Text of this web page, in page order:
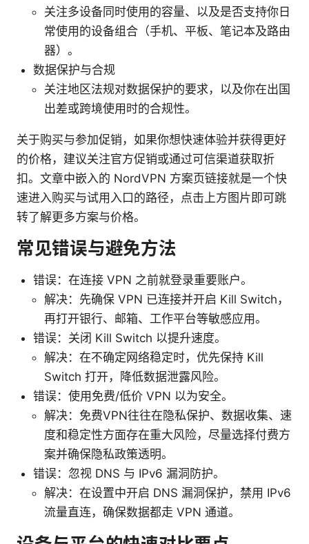
关注多设备同时使用的容量、以及是否支持你日
常使用的设备组合（手机、平板、笔记本及路由
器）。
数据保护与合规
关注地区法规对数据保护的要求，以及你在出国
出差或跨境使用时的合规性。
关于购买与参加促销，如果你想快速体验并获得更好
的价格，建议关注官方促销或通过可信渠道获取折
扣。文章中嵌入的 NordVPN 方案页链接就是一个快
速进入购买与试用入口的路径，点击上方图片即可跳
转了解更多方案与价格。
常见错误与避免方法
错误：在连接 VPN 之前就登录重要账户。
解决：先确保 VPN 已连接并开启 Kill Switch，
再打开银行、邮箱、工作平台等敏感应用。
错误：关闭 Kill Switch 以提升速度。
解决：在不确定网络稳定时，优先保持 Kill
Switch 打开，降低数据泄露风险。
错误：使用免费/低价 VPN 以为安全。
解决：免费VPN往往在隐私保护、数据收集、速
度和稳定性方面存在重大风险，尽量选择付费方
案并确保隐私政策透明。
错误：忽视 DNS 与 IPv6 漏洞防护。
解决：在设置中开启 DNS 漏洞保护，禁用 IPv6
流量直连，确保数据都走 VPN 通道。